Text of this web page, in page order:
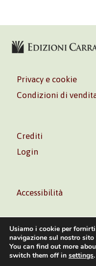
Privacy e cookie
Condizioni di
Crediti
Login
Accessibilità
Volontè & Co. Srl –
Usiamo i cookie per
navigazione sul nostro sito
You can find out more
switch them off in settings.